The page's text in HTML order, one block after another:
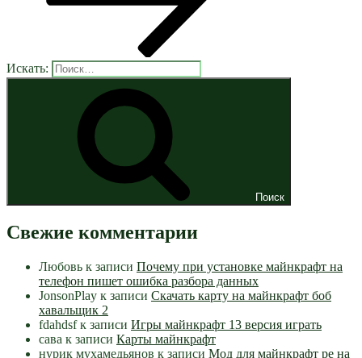
Искать:
Поиск
Свежие комментарии
Любовь к записи Почему при установке майнкрафт на
телефон пишет ошибка разбора данных
JonsonPlay к записи Скачать карту на майнкрафт боб
хавальщик 2
fdahdsfк записи Игры майнкрафт 13 версия играть
сава к записи Карты майнкрафт
нурик мухамедьянов к записи Мод для майнкрафт pe на